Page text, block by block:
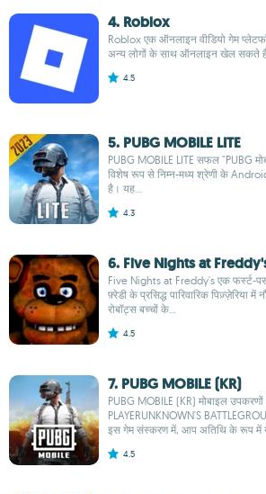
4. Roblox
Roblox एक ऑनलाइन वीडियो गेम
अन्य लोगों के साथ ऑनलाइन खेल सकते
4.5
5. PUBG MOBILE LITE
PUBG MOBILE LITE सफल "PUBG
विशेष रूप से निम्न-मध्य श्रेणी के
है। यह...
4.3
6. Five Nights at
Five Nights at Freddy's एक फर्स्ट-
फ़्रेडी के प्रसिद्ध पारिवारिक पिज़्ज़ेरिया
रोबॉट्स बच्चों के...
4.5
7. PUBG MOBILE (KR)
PUBG MOBILE (KR) मोबाइल
PLAYERUNKNOWN'S
इस गेम संस्करण में, आप अतिथि के रूप
4.5